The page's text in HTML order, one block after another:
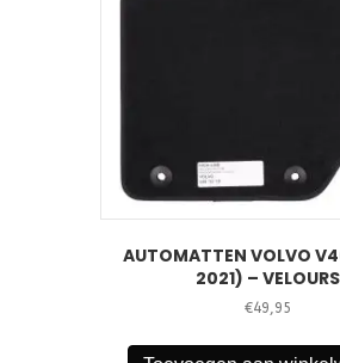
AUTOMATTEN VOLVO
2021) – VELOURS
€49,95